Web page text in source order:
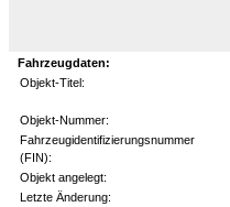
Fahrzeugdaten:
Objekt-Titel:
Objekt-Nummer:
Fahrzeugidentifizierungsnummer
(FIN):
Objekt angelegt:
Letzte Änderung: